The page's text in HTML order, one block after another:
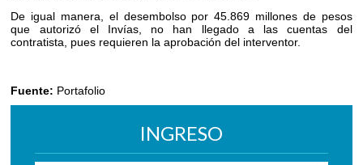
De igual manera, el desembolso por 45.869 millones de pesos
que autorizó el Invías, no han llegado a las cuentas del
contratista, pues requieren la aprobación del interventor.
Fuente: Portafolio
INGRESO